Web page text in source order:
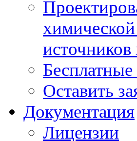
Оставить
Документация
Лицензии